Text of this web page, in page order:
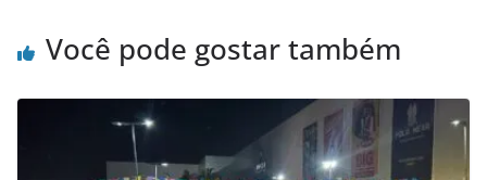
Você pode gostar também